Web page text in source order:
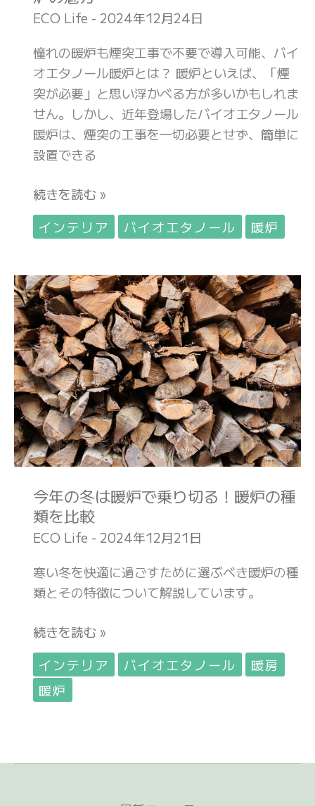
ECO Life - 2024年12月24日
憧れの暖炉も煙突工事で不要で導入可能、バイ
オエタノール暖炉とは？ 暖炉といえば、「煙
突が必要」と思い浮かべる方が多いかもしれま
せん。しかし、近年登場したバイオエタノール
暖炉は、煙突の工事を一切必要とせず、簡単に
設置できる
ー
ル
暖
炉
の
魅
力
続きを読む »
インテリア
バイオエタノール 暖炉
今年の冬は暖炉で乗り切る！暖炉の種
類を比較
ECO Life - 2024年12月21日
寒い冬を快適に過ごすために選ぶべき暖炉の種
類とその特徴について解説しています。
今
年
の
冬
は
暖
炉
で
乗
り
切
る！
暖
の
種
を
比
較
続きを読む »
インテリア
バイオエタノール
暖房
暖炉